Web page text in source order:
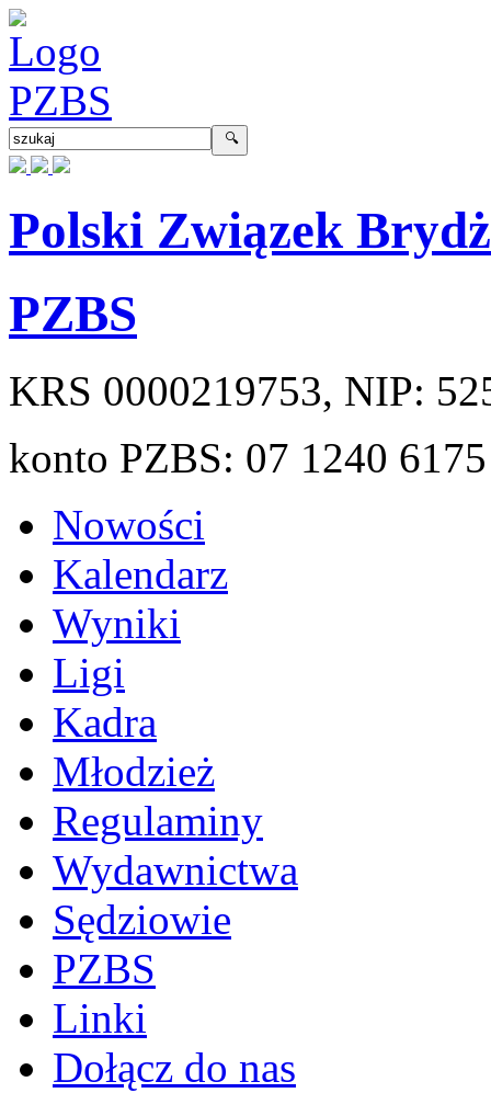
Polski Związek
PZBS
KRS 0000219753, NIP:
konto PZBS: 07 1240
Nowości
Kalendarz
Wyniki
Ligi
Kadra
Młodzież
Regulaminy
Wydawnictwa
Sędziowie
PZBS
Linki
Dołącz do nas